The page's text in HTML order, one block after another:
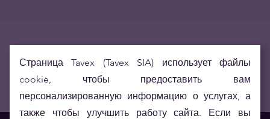
Страница Tavex (Tavex SIA) использует файлы
cookie, чтобы предоставить вам
персонализированную информацию о услугах, а
также чтобы улучшить работу сайта. Если вы